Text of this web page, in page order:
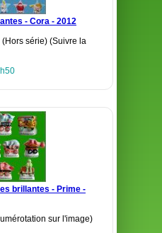
- Cora - 2012
série) (Suivre la
brillantes - Prime -
sur l'image)